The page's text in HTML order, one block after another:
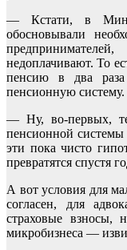
— Кстати, в
обосновывали
недоплачивают. То
пенсию в два
пенсионную систему.
— Ну, во-первых,
пенсионной
эти пока чисто
превратятся спустя
А вот условия для
согласен, для
страховые взносы,
микробизнеса —